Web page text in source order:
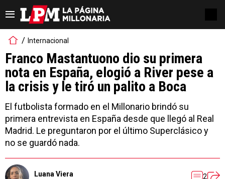
Internacional
Franco Mastantuono dio su primera
nota en España, elogió a River pese a
la crisis y le tiró un palito a Boca
El futbolista formado en el Millonario brindó su
primera entrevista en España desde que llegó al Real
Madrid. Le preguntaron por el último Superclásico y
no se guardó nada.
Luana Viera 2